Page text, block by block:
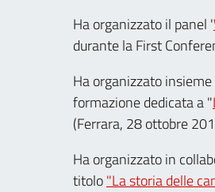
Ha organizzato il panel '
durante la First
Ha organizzato
formazione dedicata a "
(Ferrara, 28 ottobre
Ha organizzato in
titolo"La storia delle